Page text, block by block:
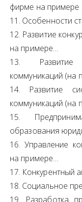
фирме на примере
11. Особенности
12. Развитие
на примере…
13. Развитие
коммуникаций (на
14. Развитие
коммуникаций (на
15.
образования
16. Управление
на примере…
17. Конкурентный
18. Социальное
19. Разработка